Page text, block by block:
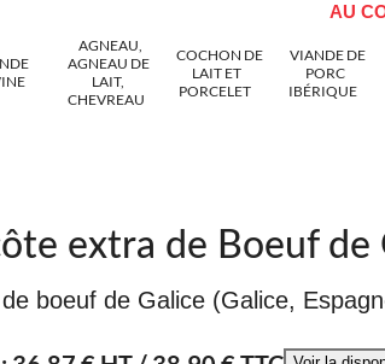
AU
AGNEAU,
AGNEAU DE
LAIT,
CHEVREAU
COCHON DE
LAIT ET
PORCELET
VIANDE DE
PORC
IBÉRIQUE
extra de Boeuf de
boeuf de Galice (Galice,